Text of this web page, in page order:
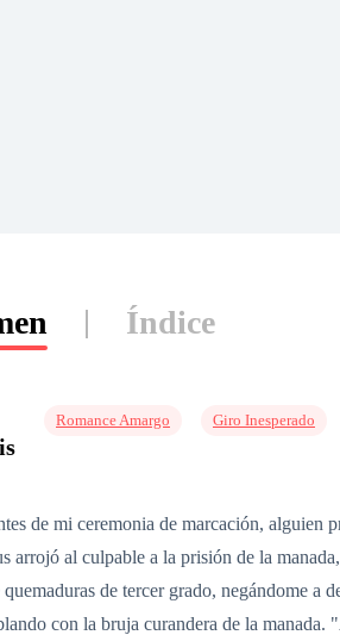
Índice
Romance Amargo Giro Inesperado
de mi ceremonia de marcación,
arrojó al culpable a la prisión de la
de tercer grado, negándome a
con la bruja curandera de la manada.